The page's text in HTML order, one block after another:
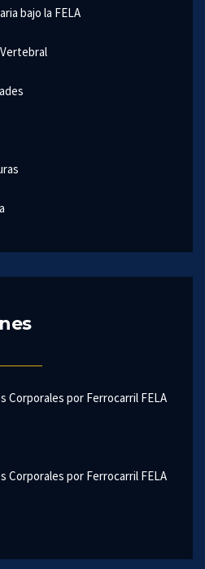
bajo la FELA
Corporales por Ferrocarril FELA
Corporales por Ferrocarril FELA